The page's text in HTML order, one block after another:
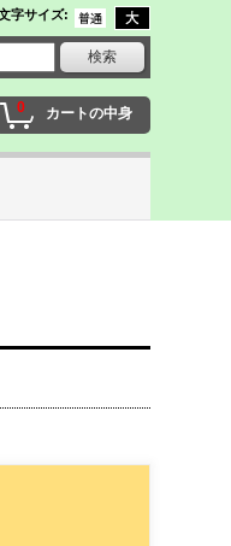
字サイズ:
0 カートの中身